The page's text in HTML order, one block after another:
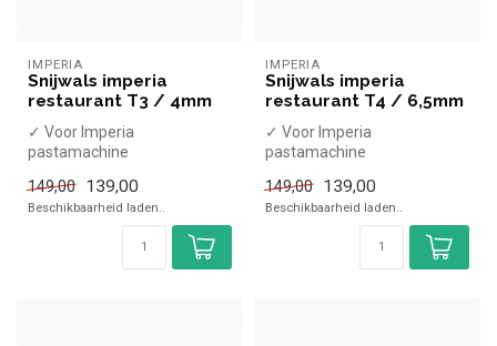
IMPERIA
Snijwals imperia
restaurant T3 / 4mm
✓ Voor Imperia
pastamachine
149,00
139,00
Beschikbaarheid laden..
IMPERIA
Snijwals imperia
restaurant T4 / 6,5mm
✓ Voor Imperia
pastamachine
149,00
139,00
Beschikbaarheid laden..